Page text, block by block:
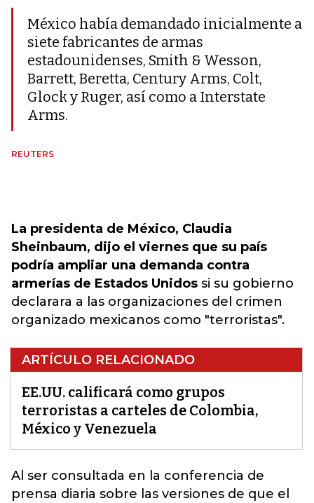
México había demandado inicialmente a
siete fabricantes de armas
estadounidenses, Smith & Wesson,
Barrett, Beretta, Century Arms, Colt,
Glock y Ruger, así como a Interstate
Arms.
REUTERS
La presidenta de México, Claudia
Sheinbaum, dijo el viernes que su país
podría ampliar una demanda contra
armerías de Estados Unidos si su gobierno
declarara a las organizaciones del crimen
organizado mexicanos como "terroristas".
ARTÍCULO RELACIONADO
EE.UU. calificará como grupos
terroristas a carteles de Colombia,
México y Venezuela
Al ser consultada en la conferencia de
prensa diaria sobre las versiones de que el